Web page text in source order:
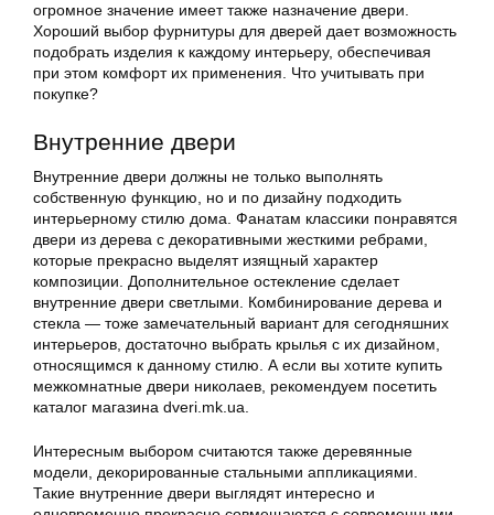
огромное значение имеет также назначение двери.
Хороший выбор фурнитуры для дверей дает возможность
подобрать изделия к каждому интерьеру, обеспечивая
при этом комфорт их применения. Что учитывать при
покупке?
Внутренние двери
Внутренние двери должны не только выполнять
собственную функцию, но и по дизайну подходить
интерьерному стилю дома. Фанатам классики понравятся
двери из дерева с декоративными жесткими ребрами,
которые прекрасно выделят изящный характер
композиции. Дополнительное остекление сделает
внутренние двери светлыми. Комбинирование дерева и
стекла — тоже замечательный вариант для сегодняшних
интерьеров, достаточно выбрать крылья с их дизайном,
относящимся к данному стилю. А если вы хотите купить
межкомнатные двери николаев, рекомендуем посетить
каталог магазина dveri.mk.ua.
Интересным выбором считаются также деревянные
модели, декорированные стальными аппликациями.
Такие внутренние двери выглядят интересно и